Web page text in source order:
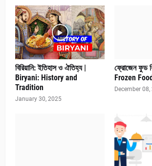
বিরিয়ানি: ইতিহাস ও ঐতিহ্য |
Biryani: History and
Tradition
January 30, 2025
ফ্রোজেন ফুড
Frozen
December